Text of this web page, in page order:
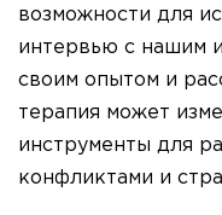
возможности для
интервью с нашим
своим опытом и
терапия может
инструменты для
конфликтами и